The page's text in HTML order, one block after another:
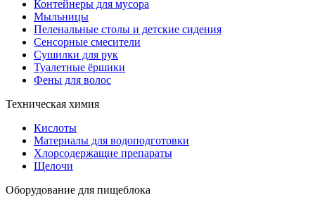
Контейнеры для мусора
Мыльницы
Пеленальные столы и детские сидения
Сенсорные смесители
Сушилки для рук
Туалетные ёршики
Фены для волос
Техническая химия
Кислоты
Материалы для водоподготовки
Хлорсодержащие препараты
Щелочи
Оборудование для пищеблока